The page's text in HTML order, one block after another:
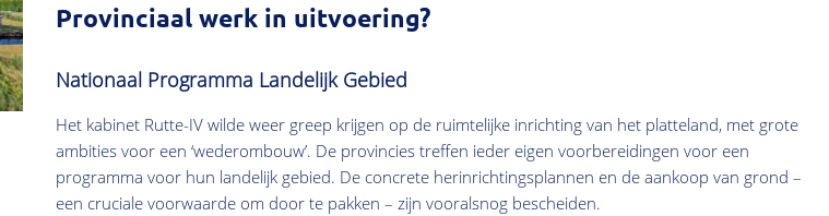
Provinciaal werk in uitvoering?
Nationaal Programma Landelijk Gebied
Het kabinet Rutte-IV wilde weer greep krijgen op de ruimtelijke inrichting van het platteland, met grote
ambities voor een ‘wederombouw’. De provincies treffen ieder eigen voorbereidingen voor een
programma voor hun landelijk gebied. De concrete herinrichtingsplannen en de aankoop van grond –
een cruciale voorwaarde om door te pakken – zijn vooralsnog bescheiden.